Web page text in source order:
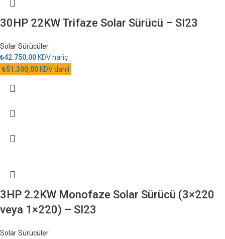
30HP 22KW Trifaze Solar Sürücü – SI23
Solar Sürücüler
₺42.750,00KDV hariç
₺51.300,00KDV dahil
3HP 2.2KW Monofaze Solar Sürücü (3×220
veya 1×220) – SI23
Solar Sürücüler